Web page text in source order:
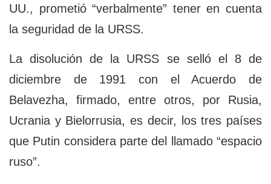
UU., prometió “verbalmente” tener en cuenta
la seguridad de la URSS.
La disolución de la URSS se selló el 8 de
diciembre de 1991 con el Acuerdo de
Belavezha, firmado, entre otros, por Rusia,
Ucrania y Bielorrusia, es decir, los tres países
que Putin considera parte del llamado “espacio
ruso”.